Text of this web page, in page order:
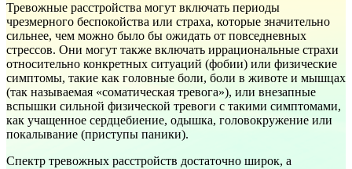
Тревожные расстройства могут включать периоды
чрезмерного беспокойства или страха, которые значительно
сильнее, чем можно было бы ожидать от повседневных
стрессов. Они могут также включать иррациональные страхи
относительно конкретных ситуаций (фобии) или физические
симптомы, такие как головные боли, боли в животе и мышцах
(так называемая «соматическая тревога»), или внезапные
вспышки сильной физической тревоги с такими симптомами,
как учащенное сердцебиение, одышка, головокружение или
покалывание (приступы паники).
Спектр тревожных расстройств достаточно широк, а